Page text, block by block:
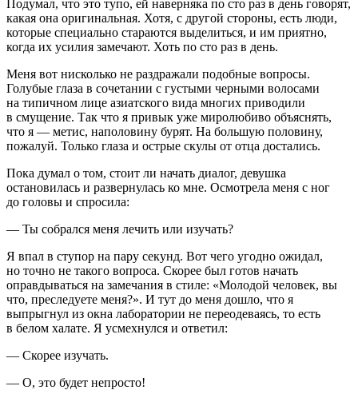
Подумал, что это тупо, ей наверняка по сто раз в день говорят,
какая она оригинальная. Хотя, с другой стороны, есть люди,
которые специально стараются выделиться, и им приятно,
когда их усилия замечают. Хоть по сто раз в день.
Меня вот нисколько не раздражали подобные вопросы.
Голубые глаза в сочетании с густыми черными волосами
на типичном лице азиатского вида многих приводили
в смущение. Так что я привык уже миролюбиво объяснять,
что я — метис, наполовину бурят. На большую половину,
пожалуй. Только глаза и острые скулы от отца достались.
Пока думал о том, стоит ли начать диалог, девушка
остановилась и развернулась ко мне. Осмотрела меня с ног
до головы и спросила:
— Ты собрался меня лечить или изучать?
Я впал в ступор на пару секунд. Вот чего угодно ожидал,
но точно не такого вопроса. Скорее был готов начать
оправдываться на замечания в стиле: «Молодой человек, вы
что, преследуете меня?». И тут до меня дошло, что я
выпрыгнул из окна лаборатории не переодеваясь, то есть
в белом халате. Я усмехнулся и ответил:
— Скорее изучать.
— О, это будет непросто!